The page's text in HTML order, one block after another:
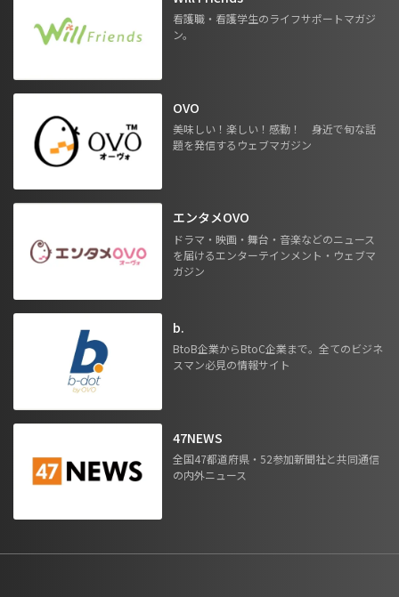
看護職・看護学生のライフサポートマガジ
ン。
OVO
美味しい！楽しい！感動！ 身近で旬な話
題を発信するウェブマガジン
エンタメOVO
ドラマ・映画・舞台・音楽などのニュース
を届けるエンターテインメント・ウェブマ
ガジン
b.
BtoB企業からBtoC企業まで。全てのビジネ
スマン必見の情報サイト
47NEWS
全国47都道府県・52参加新聞社と共同通信
の内外ニュース